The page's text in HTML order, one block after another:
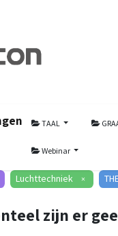
TAAL
Webinar
Luchttechniek ×
zijn er